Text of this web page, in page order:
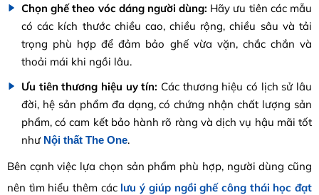
Chọn ghế theo vóc dáng người dùng: Hãy ưu tiên các mẫu
có các kích thước chiều cao, chiều rộng, chiều sâu và tải
trọng phù hợp để đảm bảo ghế vừa vặn, chắc chắn và
thoải mái khi ngồi lâu.
Ưu tiên thương hiệu uy tín: Các thương hiệu có lịch sử lâu
đời, hệ sản phẩm đa dạng, có chứng nhận chất lượng sản
phẩm, có cam kết bảo hành rõ ràng và dịch vụ hậu mãi tốt
như Nội thất The One.
Bên cạnh việc lựa chọn sản phẩm phù hợp, người dùng cũng
nên tìm hiểu thêm các lưu ý giúp ngồi ghế công thái học đạt